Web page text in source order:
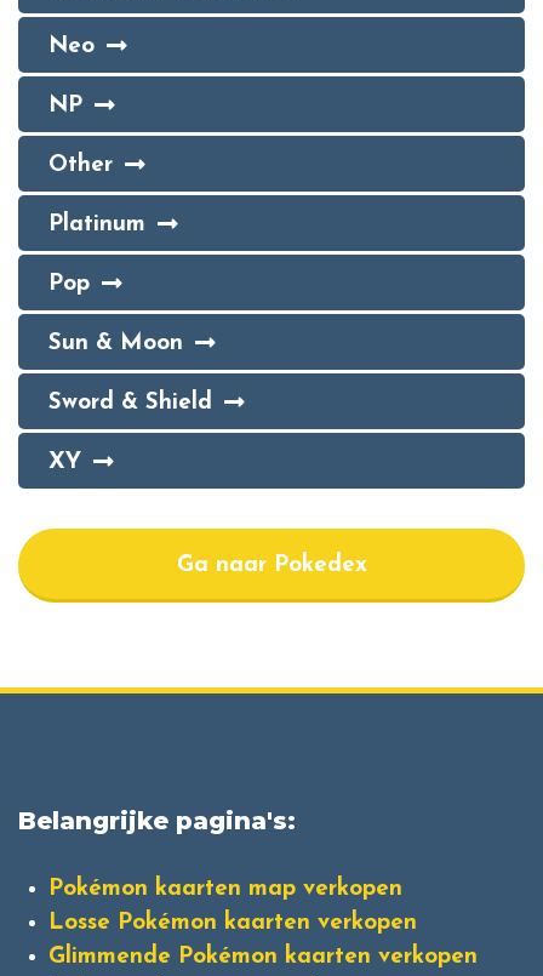
Neo
NP
Other
Platinum
Pop
Sun & Moon
Sword & Shield
XY
Ga naar Pokedex
Belangrijke pagina's:
Pokémon kaarten map verkopen
Losse Pokémon kaarten verkopen
Glimmende Pokémon kaarten verkopen